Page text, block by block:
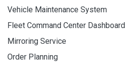
Vehicle Maintenance System
Fleet Command Center Dashboard
Mirroring Service
Order Planning